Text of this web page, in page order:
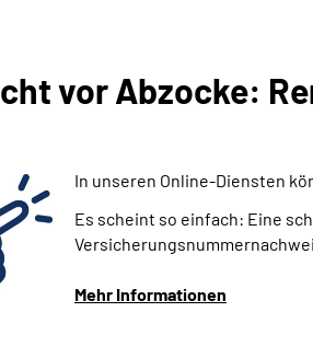
vor Abzocke:
In unseren Online-Diensten
Es scheint so einfach: Eine
Mehr Informationen